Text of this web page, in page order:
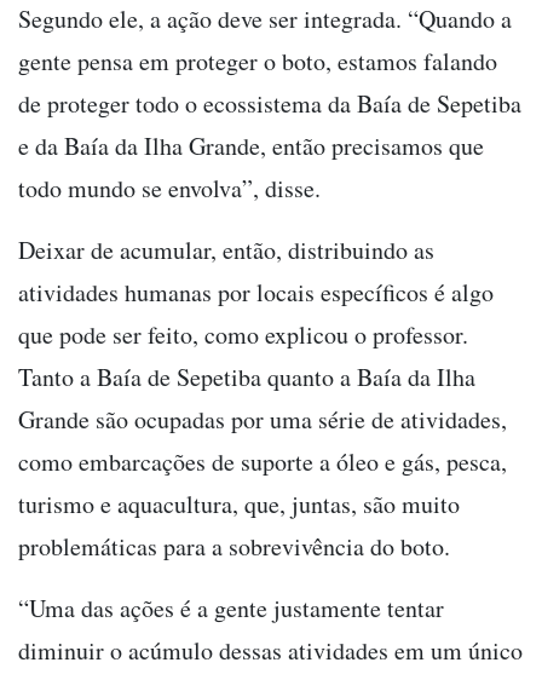
Segundo ele, a ação deve ser integrada. “Quando a
gente pensa em proteger o boto, estamos falando
de proteger todo o ecossistema da Baía de Sepetiba
e da Baía da Ilha Grande, então precisamos que
todo mundo se envolva”, disse.
Deixar de acumular, então, distribuindo as
atividades humanas por locais específicos é algo
que pode ser feito, como explicou o professor.
Tanto a Baía de Sepetiba quanto a Baía da Ilha
Grande são ocupadas por uma série de atividades,
como embarcações de suporte a óleo e gás, pesca,
turismo e aquacultura, que, juntas, são muito
problemáticas para a sobrevivência do boto.
“Uma das ações é a gente justamente tentar
diminuir o acúmulo dessas atividades em um único